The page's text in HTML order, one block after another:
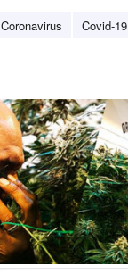
Coronavirus Covid-19